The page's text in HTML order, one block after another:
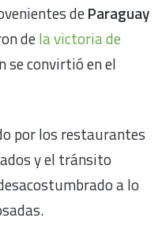
deParaguay
dela victoria de
se convirtió en el
por los restaurantes
y el tránsito
a lo